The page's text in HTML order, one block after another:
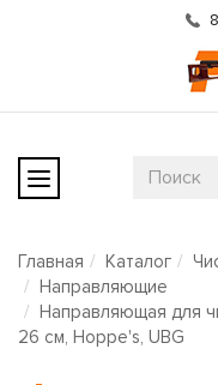
Главная Каталог
Направляющие
Направляющая для
26 см, Hoppe's, UBG